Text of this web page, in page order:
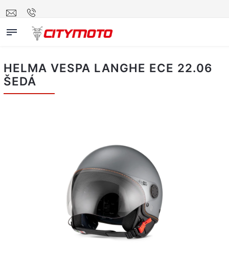
HELMA VESPA LANGHE ECE 22.06
ŠEDÁ